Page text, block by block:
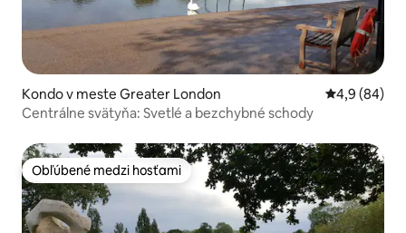
Kondo v meste Greater London Priemerné
4,9 (84)
Centrálne svätyňa: Svetlé a bezchybné schody
Obľúbené medzi hosťami
Obľúbené medzi hosťami